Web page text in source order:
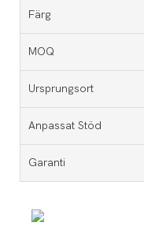
Färg
MOQ
Ursprungsort
Anpassat Stöd
Garanti